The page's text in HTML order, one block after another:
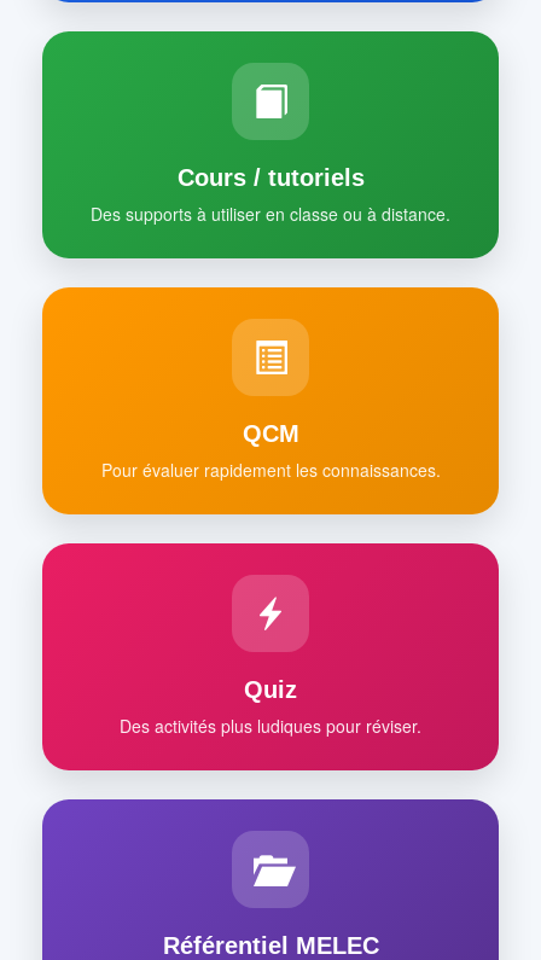
Cours / tutoriels
Des supports à utiliser en classe ou à distance.
QCM
Pour évaluer rapidement les connaissances.
Quiz
Des activités plus ludiques pour réviser.
Référentiel MELEC